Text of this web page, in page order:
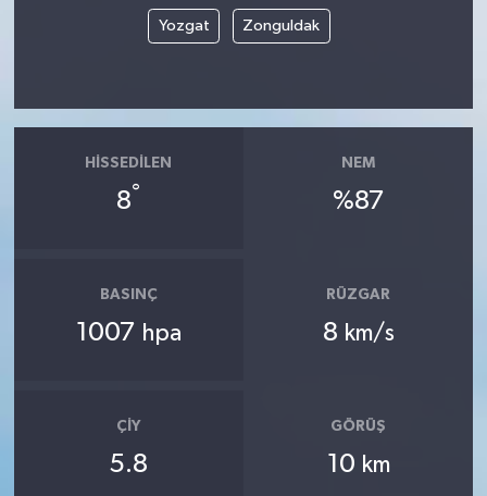
Yozgat Zonguldak
HISSEDILEN
8°
NEM
%87
BASINÇ
1007 hpa
RÜZGAR
8 km/s
ÇIY
5.8
GÖRÜŞ
10 km